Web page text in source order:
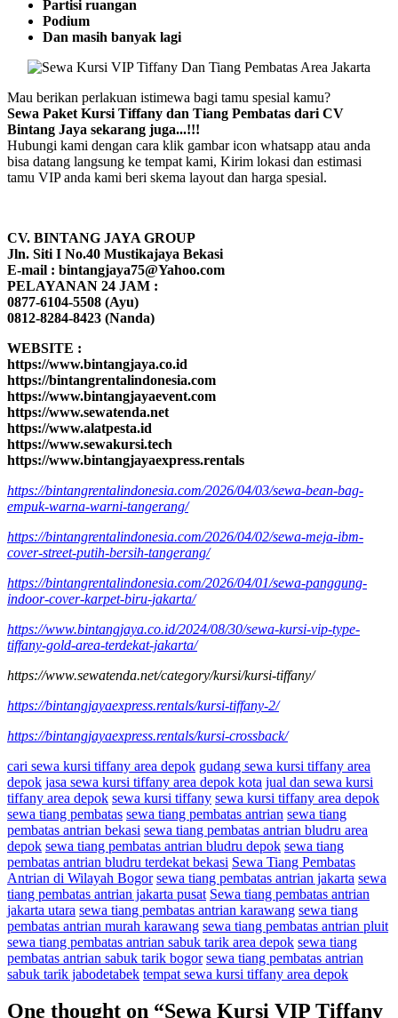
Partisi ruangan
Podium
Dan masih banyak lagi
Mau berikan perlakuan istimewa bagi tamu spesial kamu?
Sewa Paket Kursi Tiffany dan Tiang Pembatas dari CV
Bintang Jaya sekarang juga...!!!
Hubungi kami dengan cara klik gambar icon whatsapp atau anda
bisa datang langsung ke tempat kami, Kirim lokasi dan estimasi
tamu VIP anda kami beri skema layout dan harga spesial.
CV. BINTANG JAYA GROUP
Jln. Siti I No.40 Mustikajaya Bekasi
E-mail : bintangjaya75@Yahoo.com
PELAYANAN 24 JAM :
0877-6104-5508 (Ayu)
0812-8284-8423 (Nanda)
WEBSITE :
https://www.bintangjaya.co.id
https://bintangrentalindonesia.com
https://www.bintangjayaevent.com
https://www.sewatenda.net
https://www.alatpesta.id
https://www.sewakursi.tech
https://www.bintangjayaexpress.rentals
https://bintangrentalindonesia.com/2026/04/03/sewa-bean-bag-
empuk-warna-warni-tangerang/
https://bintangrentalindonesia.com/2026/04/02/sewa-meja-ibm-
cover-street-putih-bersih-tangerang/
https://bintangrentalindonesia.com/2026/04/01/sewa-panggung-
indoor-cover-karpet-biru-jakarta/
https://www.bintangjaya.co.id/2024/08/30/sewa-kursi-vip-type-
tiffany-gold-area-terdekat-jakarta/
https://www.sewatenda.net/category/kursi/kursi-tiffany/
https://bintangjayaexpress.rentals/kursi-tiffany-2/
https://bintangjayaexpress.rentals/kursi-crossback/
cari sewa kursi tiffany area depok gudang sewa kursi tiffany area
depok jasa sewa kursi tiffany area depok kota jual dan sewa kursi
tiffany area depok sewa kursi tiffany sewa kursi tiffany area depok
sewa tiang pembatas sewa tiang pembatas antrian sewa tiang
pembatas antrian bekasi sewa tiang pembatas antrian bludru area
depok sewa tiang pembatas antrian bludru depok sewa tiang
pembatas antrian bludru terdekat bekasi Sewa Tiang Pembatas
Antrian di Wilayah Bogor sewa tiang pembatas antrian jakarta sewa
tiang pembatas antrian jakarta pusat Sewa tiang pembatas antrian
jakarta utara sewa tiang pembatas antrian karawang sewa tiang
pembatas antrian murah karawang sewa tiang pembatas antrian pluit
sewa tiang pembatas antrian sabuk tarik area depok sewa tiang
pembatas antrian sabuk tarik bogor sewa tiang pembatas antrian
sabuk tarik jabodetabek tempat sewa kursi tiffany area depok
One thought on “Sewa Kursi VIP Tiffany